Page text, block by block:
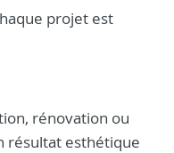
projet est
rénovation ou
résultat esthétique